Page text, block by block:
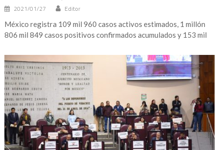
2021/01/27 Editor
México registra 109 mil 960 casos activos estimados, 1 millón
806 mil 849 casos positivos confirmados acumulados y 153 mil